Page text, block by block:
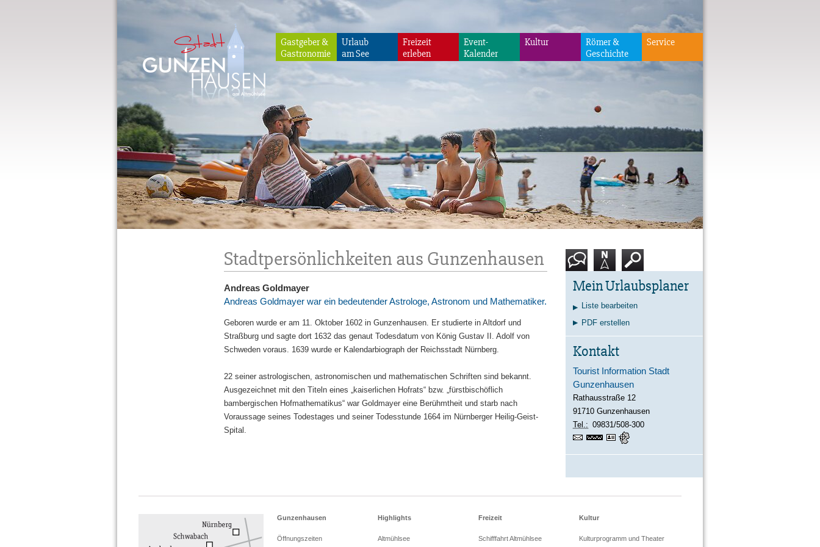
Gunzenhausen
Gastgeber &
Gastronomie
Urlaub
am See
Freizeit
erleben
Event-
Kalender
Kultur
Römer &
Geschichte
Service
Stadtpersönlichkeiten aus Gunzenhausen
Andreas Goldmayer
Andreas Goldmayer war ein bedeutender Astrologe, Astronom und Mathematiker.
Geboren wurde er am 11. Oktober 1602 in Gunzenhausen. Er studierte in Altdorf und
Straßburg und sagte dort 1632 das genaut Todesdatum von König Gustav II. Adolf von
Schweden voraus. 1639 wurde er Kalendarbiograph der Reichsstadt Nürnberg.
22 seiner astrologischen, astronomischen und mathematischen Schriften sind bekannt.
Ausgezeichnet mit den Titeln eines „kaiserlichen Hofrats“ bzw. „fürstbischöflich
bambergischen Hofmathematikus“ war Goldmayer eine Berühmtheit und starb nach
Voraussage seines Todestages und seiner Todesstunde 1664 im Nürnberger Heilig-Geist-
Spital.
Mein Urlaubsplaner
Liste bearbeiten
PDF erstellen
Kontakt
Tourist Information Stadt
Gunzenhausen
Rathausstraße 12
91710 Gunzenhausen
Tel.: 09831/508-300
https://www.gunzenhausen.info
vCard
Gunzenhausen
Öffnungszeiten
Highlights
Altmühlsee
Freizeit
Schifffahrt Altmühlsee
Kultur
Kulturprogramm und Theater